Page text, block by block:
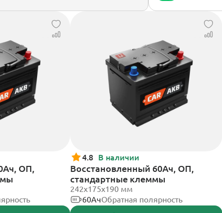
ОП,
4.8 В наличии
Восстановленный 60Ач, ОП,
стандартные клеммы
242х175х190 мм
60АчОбратная полярность